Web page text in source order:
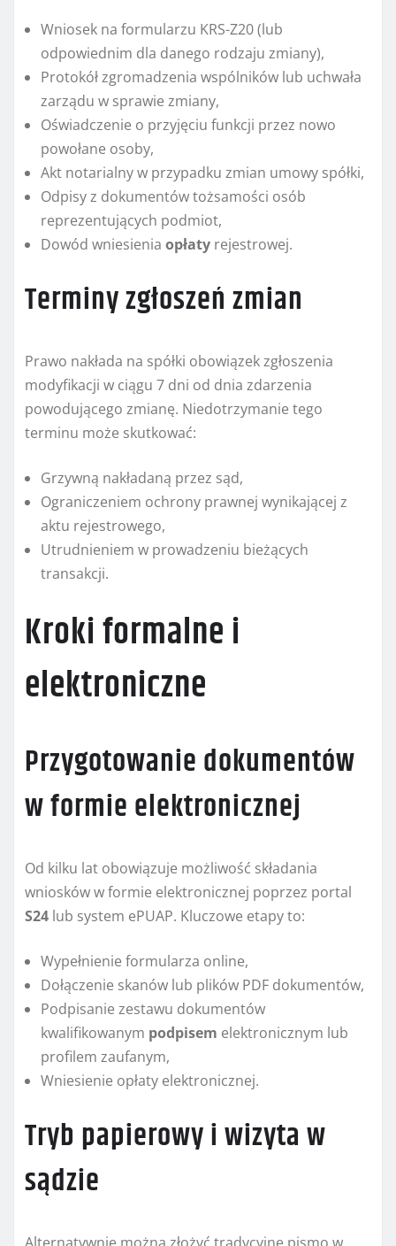
Wniosek na formularzu KRS-Z20 (lub
odpowiednim dla danego rodzaju zmiany),
Protokół zgromadzenia wspólników lub uchwała
zarządu w sprawie zmiany,
Oświadczenie o przyjęciu funkcji przez nowo
powołane osoby,
Akt notarialny w przypadku zmian umowy spółki,
Odpisy z dokumentów tożsamości osób
reprezentujących podmiot,
Dowód wniesienia opłaty rejestrowej.
Terminy zgłoszeń zmian
Prawo nakłada na spółki obowiązek zgłoszenia
modyfikacji w ciągu 7 dni od dnia zdarzenia
powodującego zmianę. Niedotrzymanie tego
terminu może skutkować:
Grzywną nakładaną przez sąd,
Ograniczeniem ochrony prawnej wynikającej z
aktu rejestrowego,
Utrudnieniem w prowadzeniu bieżących
transakcji.
Kroki formalne i
elektroniczne
Przygotowanie dokumentów
w formie elektronicznej
Od kilku lat obowiązuje możliwość składania
wniosków w formie elektronicznej poprzez portal
S24 lub system ePUAP. Kluczowe etapy to:
Wypełnienie formularza online,
Dołączenie skanów lub plików PDF dokumentów,
Podpisanie zestawu dokumentów
kwalifikowanym podpisem elektronicznym lub
profilem zaufanym,
Wniesienie opłaty elektronicznej.
Tryb papierowy i wizyta w
sądzie